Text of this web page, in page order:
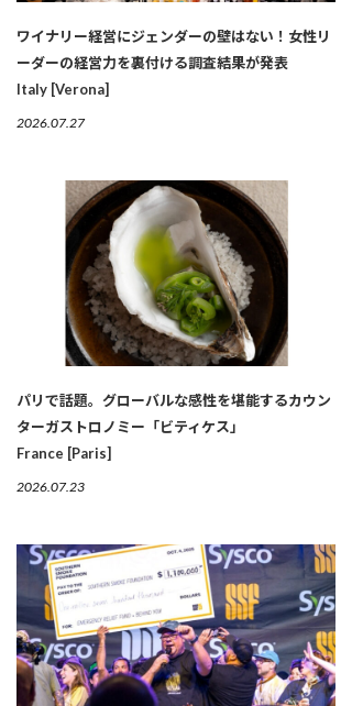
ワイナリー経営にジェンダーの壁はない！女性リ
ーダーの経営力を裏付ける調査結果が発表
Italy [Verona]
2026.07.27
パリで話題。グローバルな感性を堪能するカウン
ターガストロノミー「ビティケス」
France [Paris]
2026.07.23